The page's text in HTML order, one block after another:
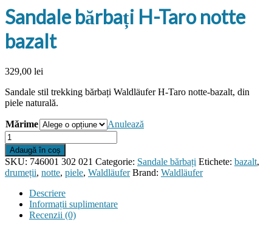
Sandale bărbați H-Taro notte
bazalt
329,00 lei
Sandale stil trekking bărbați Waldläufer H-Taro notte-bazalt, din
piele naturală.
Mărime
Anulează
Cantitate
Sandale
bărbați
H-
Taro
notte
bazalt
Adaugă în coș
SKU: 746001 302 021 Categorie: Sandale bărbați Etichete: bazalt,
drumeții, notte, piele, Waldläufer Brand: Waldläufer
Descriere
Informații suplimentare
Recenzii (0)